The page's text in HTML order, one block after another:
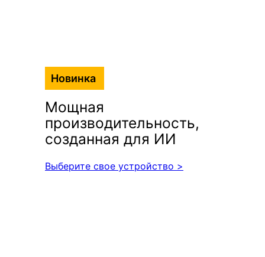
Новинка
Мощная
производительность,
созданная для ИИ
Выберите свое устройство >